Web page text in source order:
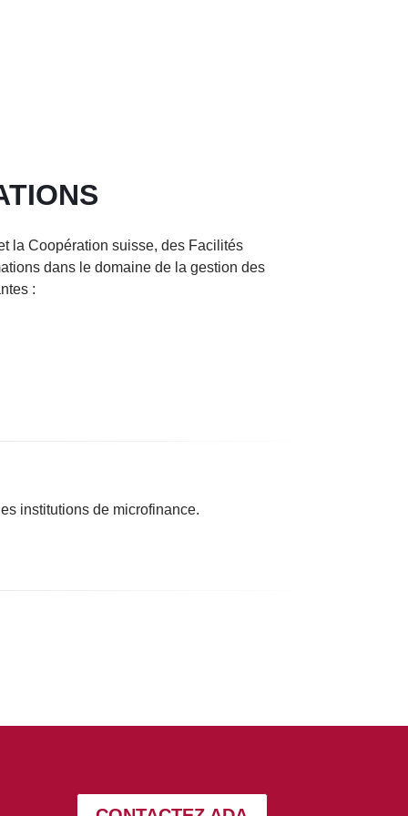
la Coopération suisse, des Facilités
dans le domaine de la gestion des
:
institutions de microfinance.